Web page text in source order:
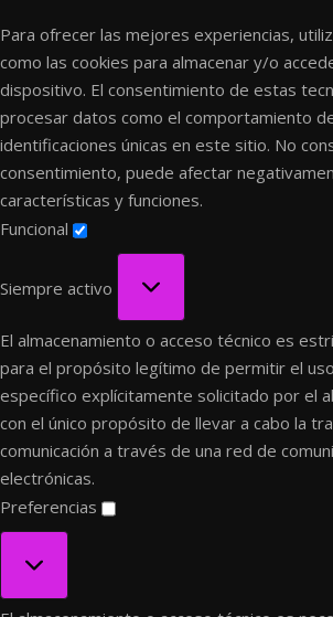
Para ofrecer las mejores experiencias,
como las cookies para almacenar y/o
dispositivo. El consentimiento de estas
procesar datos como el comportamiento
identificaciones únicas en este sitio. No
consentimiento, puede afectar
características y funciones.
Funcional
Siempre activo
El almacenamiento o acceso técnico es
para el propósito legítimo de permitir el
específico explícitamente solicitado por el
con el único propósito de llevar a cabo la
comunicación a través de una red de
electrónicas.
Preferencias
Preferencias